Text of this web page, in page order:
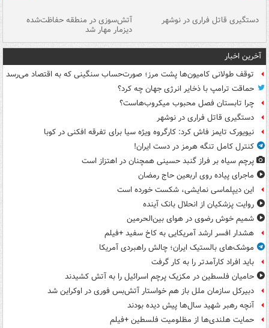
دستگیری قاتل فراری در نوشهر آتش‌سوزی در منطقه حفاظت‌شده
دیزمار مهار شد
آخرین اخبار
توقف طولانی کامیون‌ها پشت مرز؛ صورت‌حساب سنگینی که به اقتصاد می‌رسد
حماقت ترامپ با ذخایر انرژی جهان چه کرد؟
چرا تابستان فصل محبوب میکروب‌هاست؟
دستگیری قاتل فراری در نوشهر
نیویورک تایمز فاش کرد: کارگروه ویژه سیا برای تفرقه افکنی در کوبا
کنترل کامل تنگه هرمز در دست ایران!
پرچم سیاه بر فراز گنبد حسینی همچنان در اهتزاز است
ماجرای پیاده روی اربعین حاج رمضان
این دیپلماسی نمایشی، شکست خورده است
روایت پزشکیان از انحلال بانک آینده
شمیم خوش رضوی در هوای بین‌الحرمین
هشدار افسر ارشد آمریکایی به کاخ سفید +فیلم
موشک‌های بالستیک ایران؛ چالش راهبردی آمریکا
باید افراد کارآمدتر را به کار گرفت
حامیان فلسطین در مکزیک پرچم اسرائیل را به آتش کشیدند
دبیرکل سازمان ملل باز هم خواستار آتش‌بس فوری در اوکراین شد
آنچه رهبر شهید سال‌ها پیش دیده بودند
حمایت هلندی‌ها از مظلومیت فلسطین +فیلم